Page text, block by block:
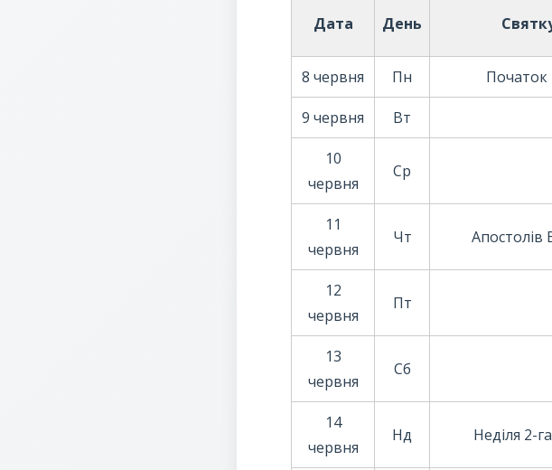
Дата День
8 червня Пн Початок
9 червня Вт
10
червня
Ср
11
червня
Чт Апостолів
12
червня
Пт
13
червня
Сб
14
червня
Нд Неділя 2-